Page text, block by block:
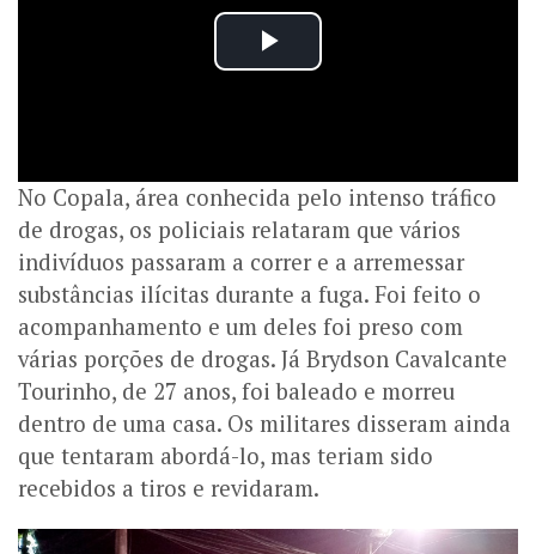
No Copala, área conhecida pelo intenso tráfico
de drogas, os policiais relataram que vários
indivíduos passaram a correr e a arremessar
substâncias ilícitas durante a fuga. Foi feito o
acompanhamento e um deles foi preso com
várias porções de drogas. Já Brydson Cavalcante
Tourinho, de 27 anos, foi baleado e morreu
dentro de uma casa. Os militares disseram ainda
que tentaram abordá-lo, mas teriam sido
recebidos a tiros e revidaram.